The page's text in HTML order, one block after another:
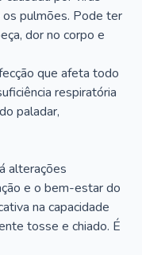
pulmões. Pode ter
dor no corpo e
que afeta todo
respiratória
paladar,
alterações
e o bem-estar do
na capacidade
tosse e chiado. É